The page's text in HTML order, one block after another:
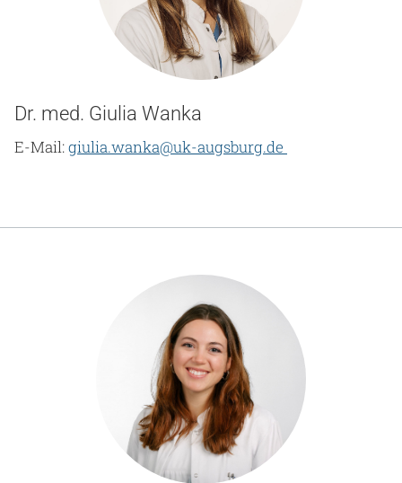
Dr. med. Giulia Wanka
E-Mail:giulia.wanka@uk-augsburg.de